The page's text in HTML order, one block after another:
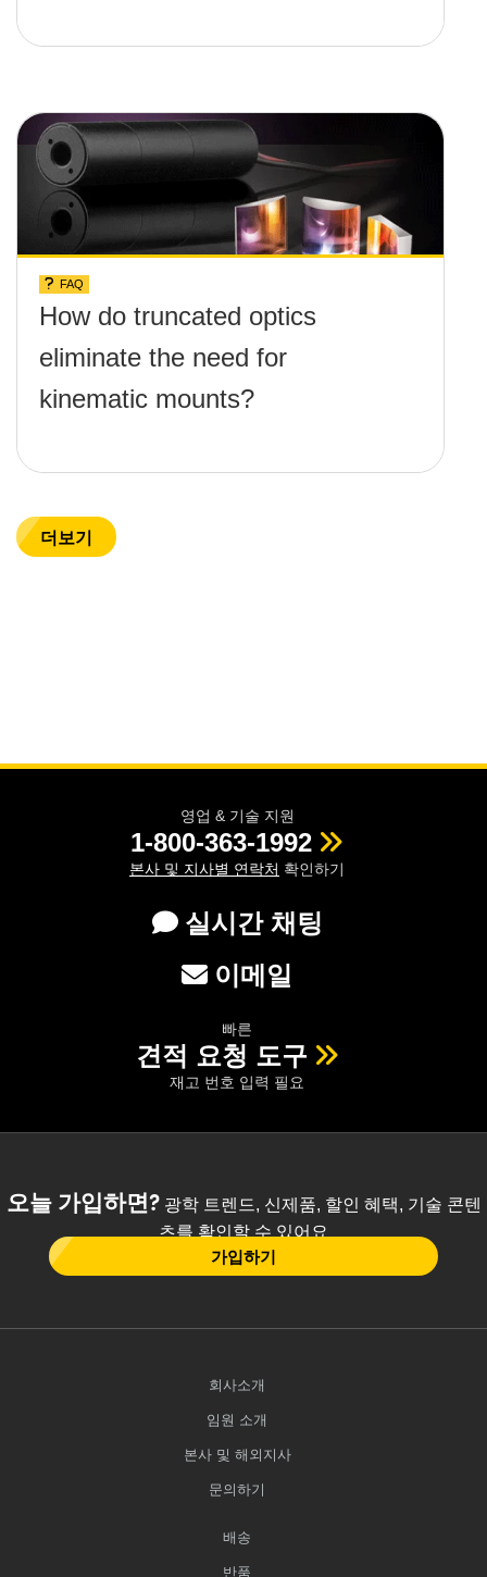
FAQ
How do truncated optics
eliminate the need for
kinematic mounts?
더보기
영업 & 기술 지원
1-800-363-1992
본사 및 지사별 연락처 확인하기
실시간 채팅
이메일
빠른
견적 요청 도구
재고 번호 입력 필요
오늘 가입하면?광학 트렌드, 신제품, 할인 혜택, 기술 콘텐
츠를 확인할 수 있어요
가입하기
회사소개
임원 소개
본사 및 해외지사
문의하기
배송
반품